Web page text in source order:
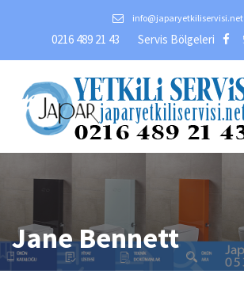
info@japaryetkiliservisi.net
0216 489 21 43 Servis Bölgeleri
Jane Bennett